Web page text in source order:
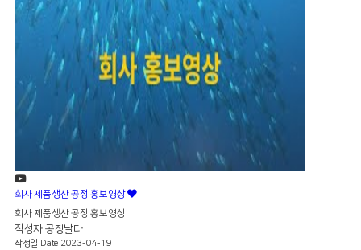
회사 제품생산 공정 홍보영상
회사 제품생산 공정 홍보영상
작성자 공장날다
작성일 Date 2023-04-19